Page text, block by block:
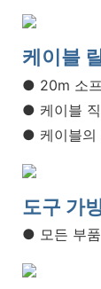
케이블 릴
● 20m 소
● 케이블
● 케이블의
도구 가
● 모든 부